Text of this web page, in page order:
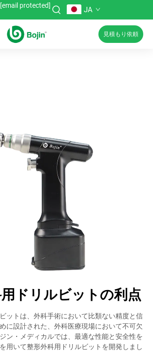
[email protected] JA
見積もり依頼
ドリルビットの利点
ットは、外科手術において比類ない精度と信
に設計された、外科医療現場において不可欠
ン・メディカルでは、最適な性能と安全性を
用いて整形外科用ドリルビットを開発しまし